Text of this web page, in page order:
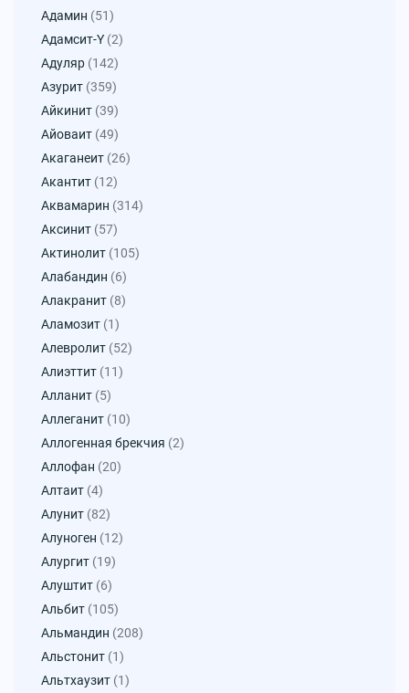
Адамин (51)
Адамсит-Y (2)
Адуляр (142)
Азурит (359)
Айкинит (39)
Айоваит (49)
Акаганеит (26)
Акантит (12)
Аквамарин (314)
Аксинит (57)
Актинолит (105)
Алабандин (6)
Алакранит (8)
Аламозит (1)
Алевролит (52)
Алиэттит (11)
Алланит (5)
Аллеганит (10)
Аллогенная брекчия (2)
Аллофан (20)
Алтаит (4)
Алунит (82)
Алуноген (12)
Алургит (19)
Алуштит (6)
Альбит (105)
Альмандин (208)
Альстонит (1)
Альтхаузит (1)